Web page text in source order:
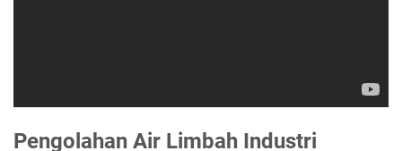
Pengolahan Air Limbah Industri